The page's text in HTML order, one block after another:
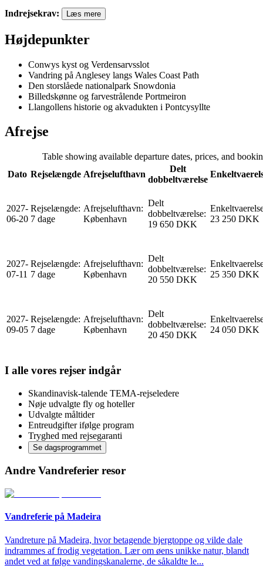
Indrejsekrav: Læs mere
Højdepunkter
Conwys kyst og Verdensarvsslot
Vandring på Anglesey langs Wales Coast Path
Den storslåede nationalpark Snowdonia
Billedskønne og farvestrålende Portmeiron
Llangollens historie og akvadukten i Pontcysyllte
Afrejse
Table showing available departure dates, prices, and
Dato Rejselængde Afrejselufthavn
Delt
dobbeltværelse
2027-
06-20
Rejselængde:
7 dage
Afrejselufthavn:
København
Delt
dobbeltværelse:
19 650 DKK
23 250 DKK
2027-
07-11
Rejselængde:
7 dage
Afrejselufthavn:
København
Delt
dobbeltværelse:
20 550 DKK
25 350 DKK
2027-
09-05
Rejselængde:
7 dage
Afrejselufthavn:
København
Delt
dobbeltværelse:
20 450 DKK
24 050 DKK
I alle vores rejser indgår
Skandinavisk-talende TEMA-rejseledere
Nøje udvalgte fly og hoteller
Udvalgte måltider
Entreudgifter ifølge program
Tryghed med rejsegaranti
Se dagsprogrammet
Andre Vandreferier resor
Vandreferie på Madeira
Vandreture på Madeira, hvor betagende bjergtoppe og vilde dale
indrammes af frodig vegetation. Lær om øens unikke natur, blandt
andet ved at følge vandingskanalerne, de såkaldte le...